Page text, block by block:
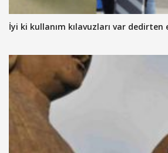
İyi ki kullanım kılavuzları var dedirten